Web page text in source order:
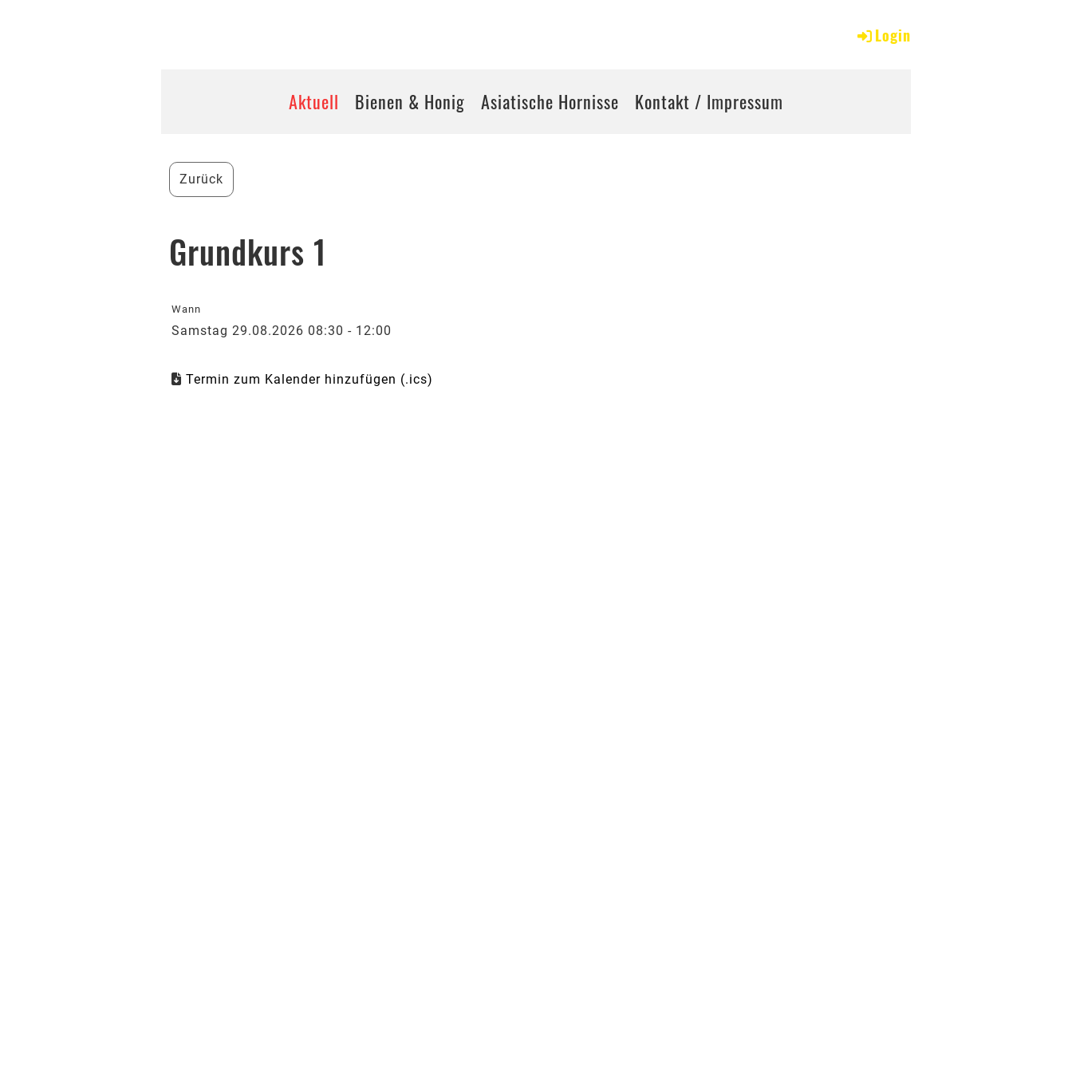
Login
Aktuell Bienen & Honig Asiatische Hornisse Kontakt / Impressum
Zurück
Grundkurs 1
Wann
Samstag 29.08.2026 08:30 - 12:00
Termin zum Kalender hinzufügen (.ics)